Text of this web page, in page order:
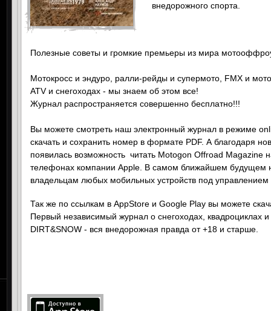
внедорожного спорта.
Полезные советы и громкие премьеры из мира
Мотокросс и эндуро, ралли-рейды и супермото, FMX и
ATV и снегоходах - мы знаем об этом все!
Журнал распространяется совершенно бесплатно!!!
Вы можете смотреть наш электронный журнал в режиме
скачать и сохранить номер в формате PDF. А благодаря
появилась возможность читать Motogon Offroad Magazine
телефонах компании Apple. В самом ближайшем будущем
владельцам любых мобильных устройств под
Так же по ссылкам в AppStore и Google Play вы можете
Первый независимый журнал о снегоходах, квадроциклах и
DIRT&SNOW - вся внедорожная правда от +18 и старше.